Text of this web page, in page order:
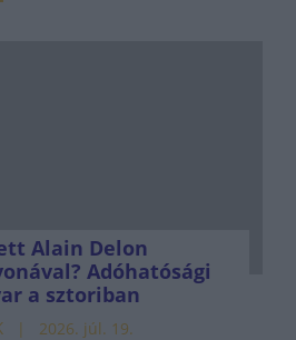
Alain Delon
Adóhatósági
a sztoriban
2026. júl. 19.